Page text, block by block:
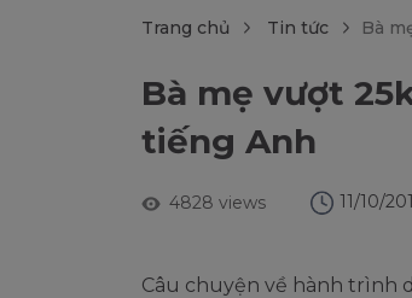
Trang chủ Tin tức Bà
Bà mẹ vượt
tiếng Anh
4828 views 11/10/
Câu chuyện về hành trình